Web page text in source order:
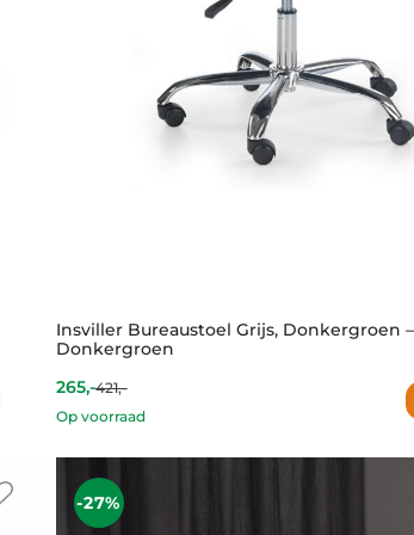
Insviller Bureaustoel Grijs, Donkergroen –
Donkergroen
265,-
Current
price
is:
421,-
Original
price
was:
Op voorraad
-27%